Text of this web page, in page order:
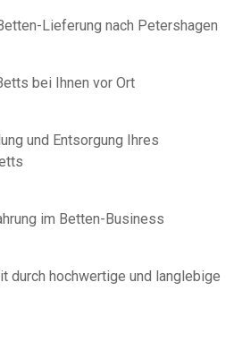
Lieferung nach Petershagen
bei Ihnen vor Ort
und Entsorgung Ihres
im Betten-Business
durch hochwertige und langlebige